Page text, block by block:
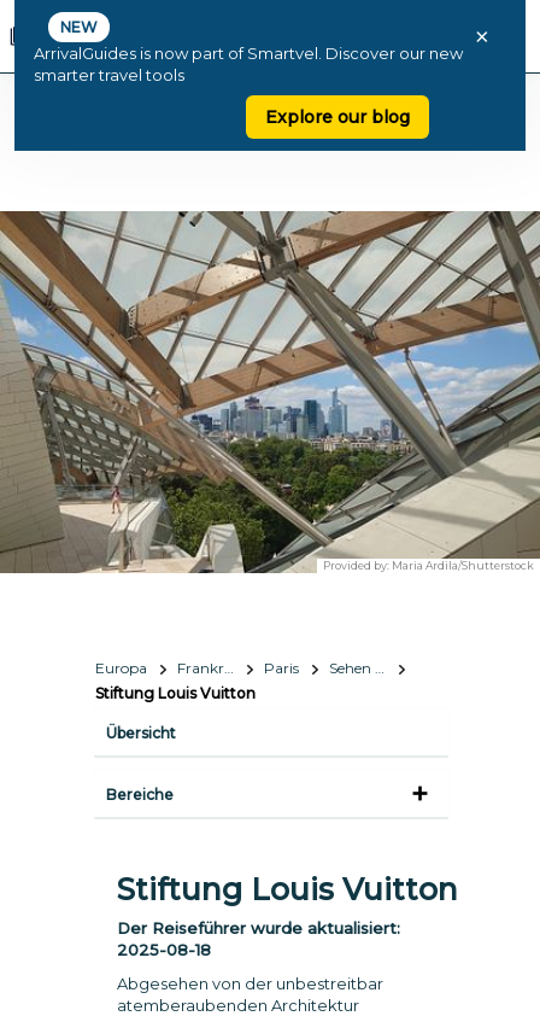
NEW
ArrivalGuides is now part of Smartvel. Discover our new
smarter travel tools
Explore our blog
×
Provided by: Maria Ardila/Shutterstock
Europa Frankreich Paris
Sehen & Erleben
Stiftung Louis Vuitton
Übersicht
Bereiche
Stiftung Louis Vuitton
Der Reiseführer wurde aktualisiert:
2025-08-18
Abgesehen von der unbestreitbar
atemberaubenden Architektur